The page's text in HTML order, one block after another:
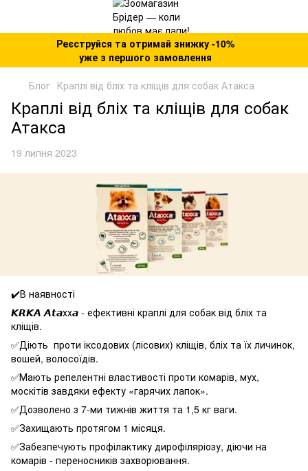
Реєструйся та отримай знижку -10%
уже з першого замовлення
Блог Краплі від бліх та кліщів для собак Атакса
Краплі від бліх та кліщів для собак
Атакса
19 липня 2023
✔️В наявності
𝙆𝙍𝙆𝘼 𝘼𝙩𝙖хх𝙖 - ефективні краплі для собак від бліх та
кліщів.
✅Діють проти іксодових (лісових) кліщів, бліх та їх личинок,
вошей, волосоїдів.
✅Мають репелентні властивості проти комарів, мух,
москітів завдяки ефекту «гарячих лапок».
✅Дозволено з 7-ми тижнів життя та 1,5 кг ваги.
✅Захищають протягом 1 місяця.
✅Забезпечують профілактику дирофіляріозу, діючи на
комарів - переносників захворювання.